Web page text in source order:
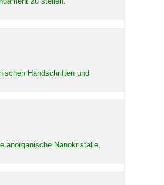
Handschriften und
anorganische Nanokristalle,